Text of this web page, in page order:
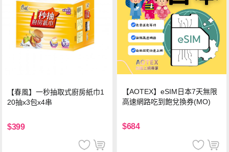
【春風】一秒抽取式廚房紙巾1
20抽x3包x4串
$399
【AOTEX】eSIM日本7天無限
高速網路吃到飽兌換券(MO)
$684